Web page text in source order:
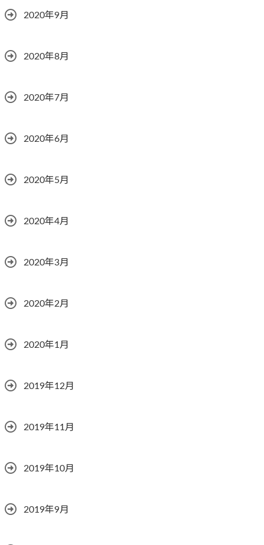
2020年9月
2020年8月
2020年7月
2020年6月
2020年5月
2020年4月
2020年3月
2020年2月
2020年1月
2019年12月
2019年11月
2019年10月
2019年9月